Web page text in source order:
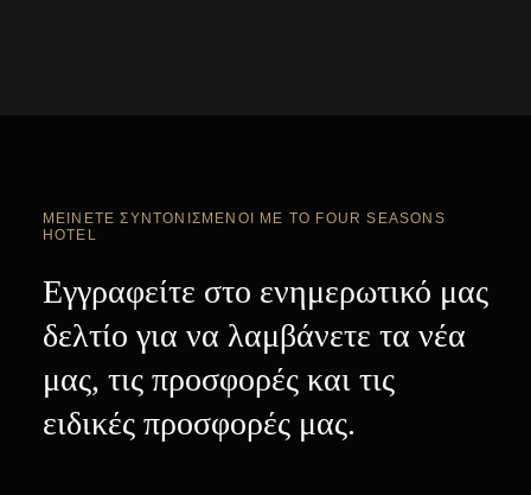
ΜΕΊΝΕΤΕ ΣΥΝΤΟΝΙΣΜΈΝΟΙ ΜΕ ΤΟ FOUR SEASONS
HOTEL
Εγγραφείτε στο ενημερωτικό μας
δελτίο για να λαμβάνετε τα νέα
μας, τις προσφορές και τις
ειδικές προσφορές μας.